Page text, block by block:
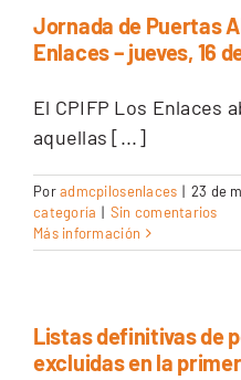
Jornada de Puertas
Enlaces – jueves, 16
El CPIFP Los Enlaces
aquellas [...]
Poradmcpilosenlaces | 23 de
categoría | Sin comentarios
Más información
Listas definitivas de
excluidas en la